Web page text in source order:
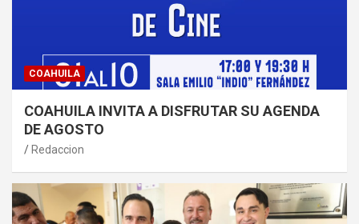
COAHUILA
COAHUILA INVITA A DISFRUTAR SU AGENDA
DE AGOSTO
Redaccion